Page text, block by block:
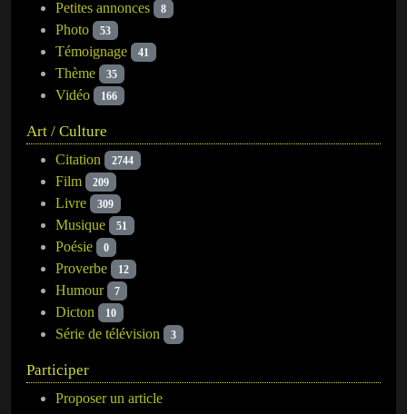
Petites annonces 8
Photo 53
Témoignage 41
Thème 35
Vidéo 166
Art / Culture
Citation 2744
Film 209
Livre 309
Musique 51
Poésie 0
Proverbe 12
Humour 7
Dicton 10
Série de télévision 3
Participer
Proposer un article